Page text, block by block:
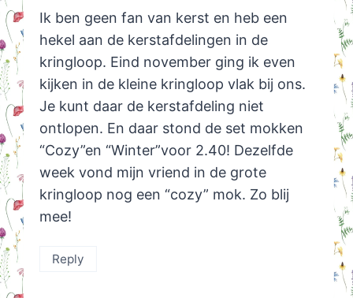
Ik ben geen fan van kerst en heb een
hekel aan de kerstafdelingen in de
kringloop. Eind november ging ik even
kijken in de kleine kringloop vlak bij ons.
Je kunt daar de kerstafdeling niet
ontlopen. En daar stond de set mokken
“Cozy”en “Winter”voor 2.40! Dezelfde
week vond mijn vriend in de grote
kringloop nog een “cozy” mok. Zo blij
mee!
Reply